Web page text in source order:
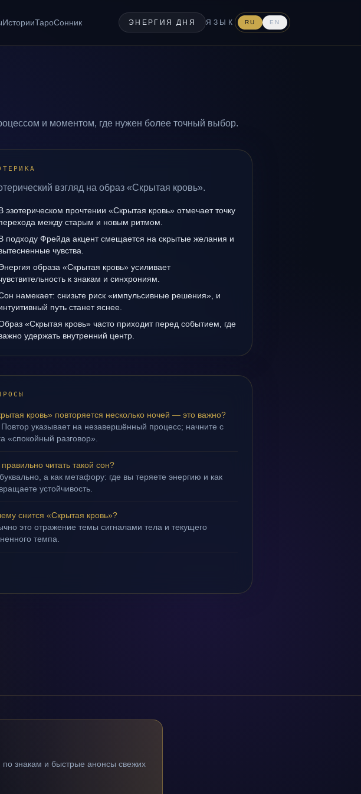
ИсторииТароСонник ЭНЕРГИЯ ДНЯ ЯЗЫК RU EN
и моментом, где нужен более точный выбор.
взгляд на образ «Скрытая кровь».
эзотерическом прочтении «Скрытая кровь» отмечает точку
между старым и новым ритмом.
подходу Фрейда акцент смещается на скрытые желания и
чувства.
образа «Скрытая кровь» усиливает
к знакам и синхрониям.
намекает: снизьте риск «импульсивные решения», и
путь станет яснее.
«Скрытая кровь» часто приходит перед событием, где
удержать внутренний центр.
кровь» повторяется несколько ночей — это важно?
указывает на незавершённый процесс; начните с
«спокойный разговор».
правильно читать такой сон?
а как метафору: где вы теряете энергию и как
устойчивость.
снится «Скрытая кровь»?
это отражение темы сигналами тела и текущего
темпа.
по знакам и быстрые анонсы свежих